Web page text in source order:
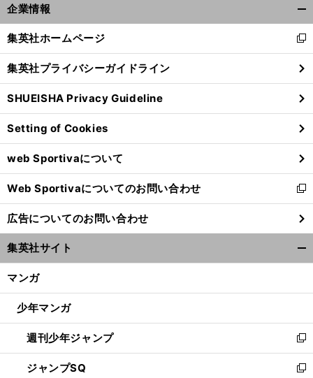
企業情報
閉
る
集英社ホームページ
新
し
い
ウ
ィ
ン
ド
ウ
で
開
く
集英社プライバシーガイドライン
SHUEISHA Privacy Guideline
Setting of Cookies
web Sportivaについて
Web Sportivaについてのお問い合わせ
新
し
い
ウ
ィ
ン
ウ
開
く
広告についてのお問い合わせ
集英社サイト
マンガ
少年マンガ
週刊少年ジャンプ
新
し
い
ジャンプSQ
新